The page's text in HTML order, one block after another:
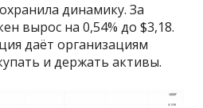
динамику. За
вырос на 0,54% до $3,18.
даёт организациям
и держать активы.